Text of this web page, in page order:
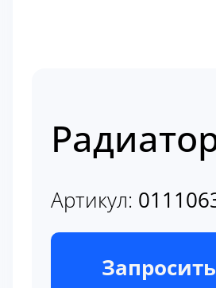
Артикул:
В наличии
Запросить